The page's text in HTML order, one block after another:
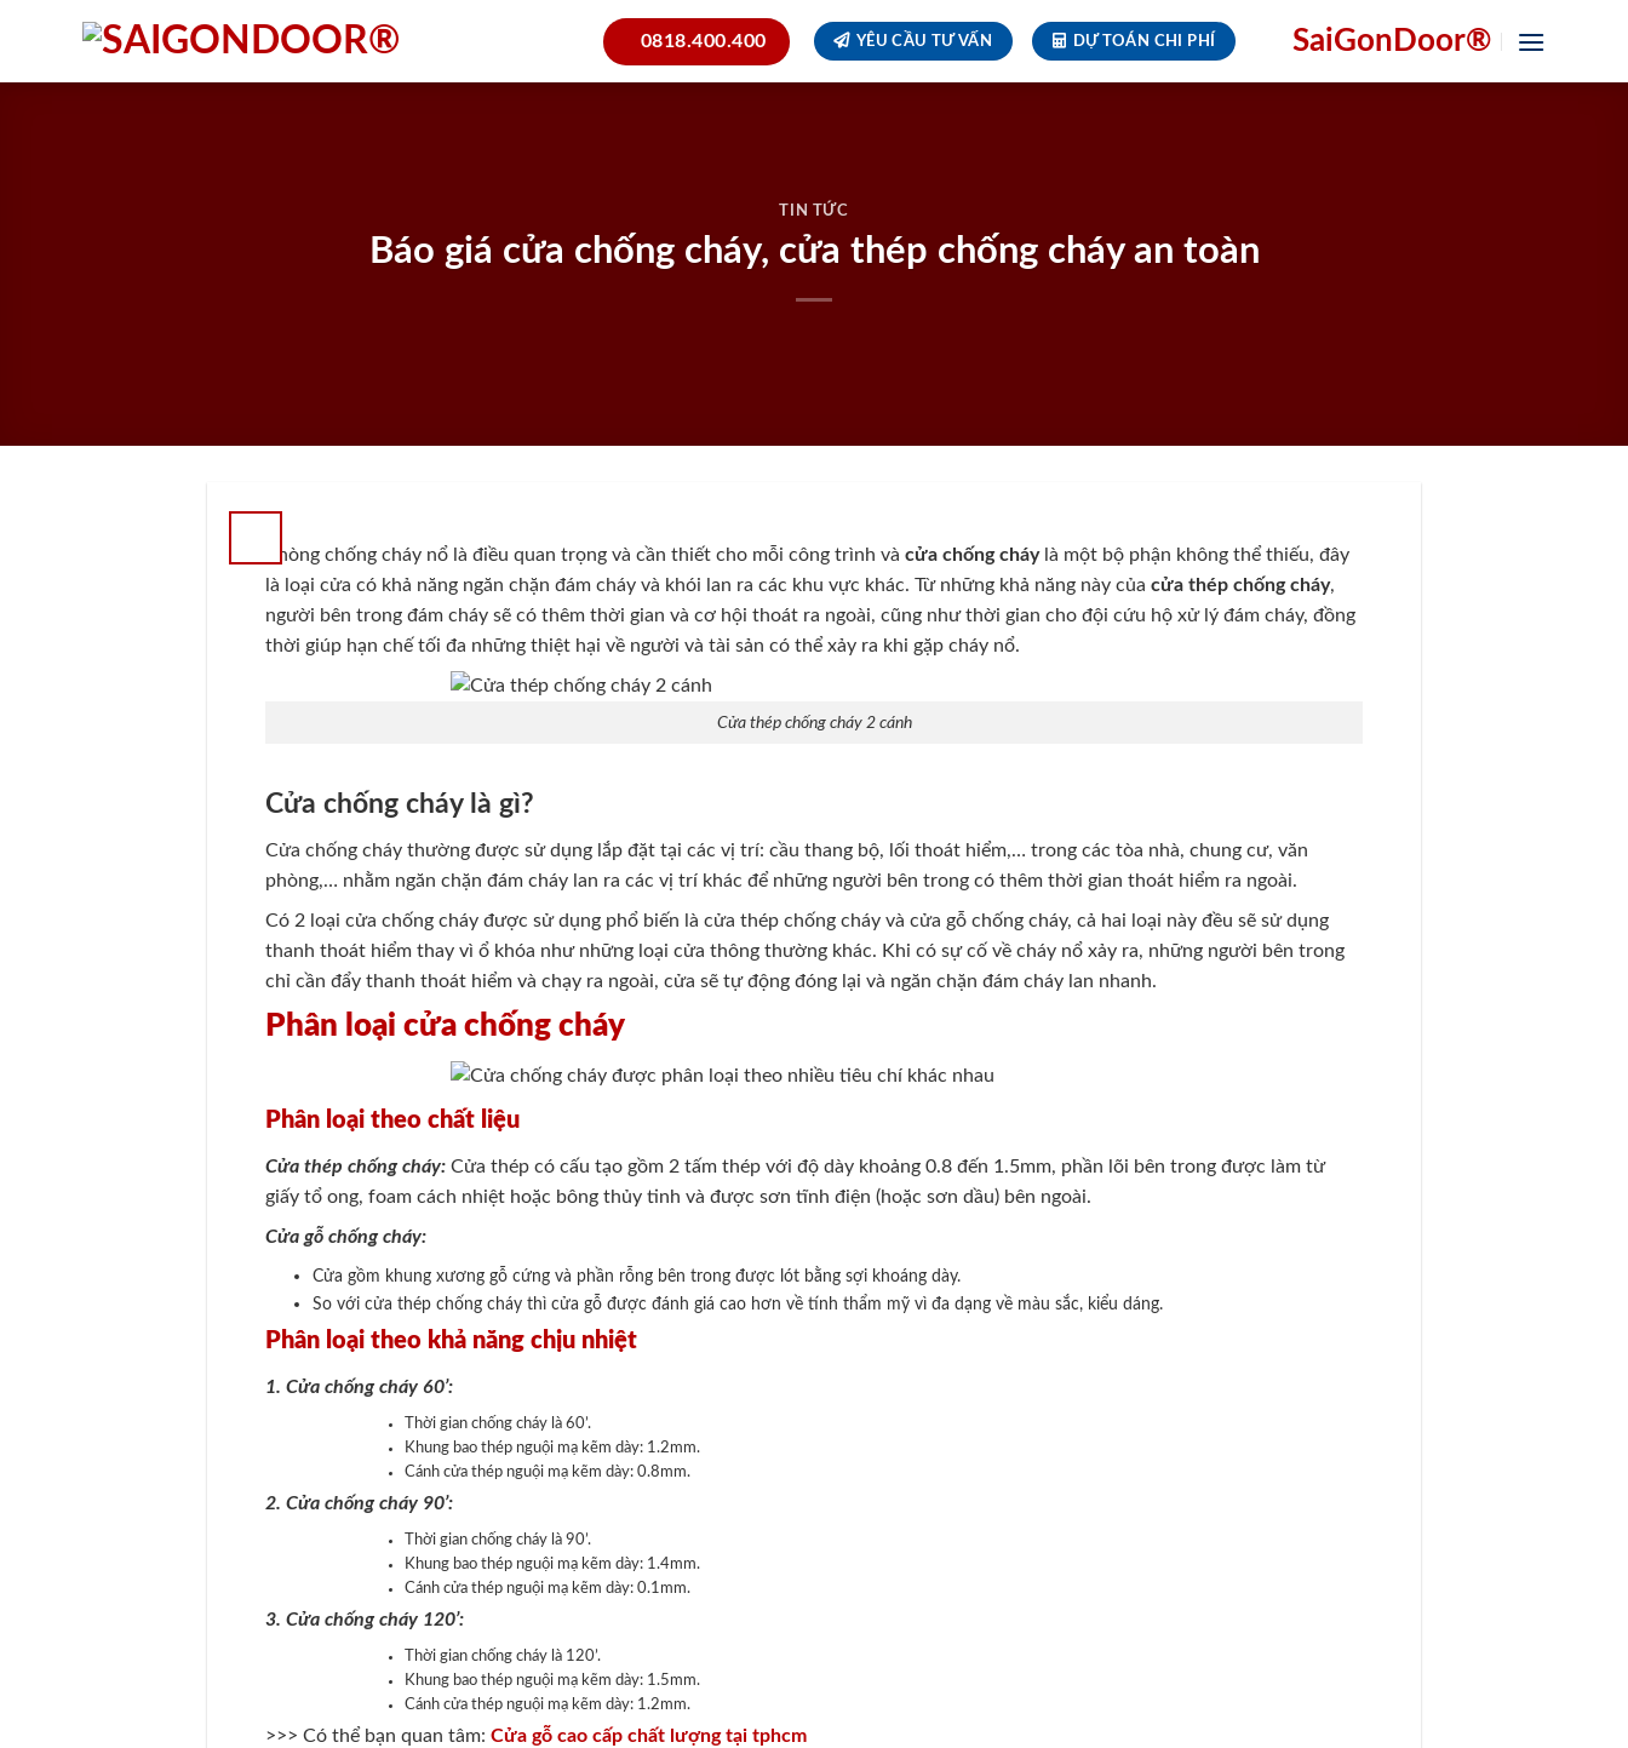
0818.400.400 YÊU CẦU TƯ VẤN DỰ TOÁN CHI PHÍ SaiGonDoor®
TIN TỨC
Báo giá cửa chống cháy, cửa thép chống cháy an toàn
Phòng chống cháy nổ là điều quan trọng và cần thiết cho mỗi công trình vàcửa chống cháylà một bộ phận không thể thiếu, đây
là loại cửa có khả năng ngăn chặn đám cháy và khói lan ra các khu vực khác. Từ những khả năng này củacửa thép chống cháy,
người bên trong đám cháy sẽ có thêm thời gian và cơ hội thoát ra ngoài, cũng như thời gian cho đội cứu hộ xử lý đám cháy, đồng
thời giúp hạn chế tối đa những thiệt hại về người và tài sản có thể xảy ra khi gặp cháy nổ.
Cửa thép chống cháy 2 cánh
Cửa chống cháy là gì?
Cửa chống cháy thường được sử dụng lắp đặt tại các vị trí: cầu thang bộ, lối thoát hiểm,… trong các tòa nhà, chung cư, văn
phòng,… nhằm ngăn chặn đám cháy lan ra các vị trí khác để những người bên trong có thêm thời gian thoát hiểm ra ngoài.
Có 2 loại cửa chống cháy được sử dụng phổ biến là cửa thép chống cháy và cửa gỗ chống cháy, cả hai loại này đều sẽ sử dụng
thanh thoát hiểm thay vì ổ khóa như những loại cửa thông thường khác. Khi có sự cố về cháy nổ xảy ra, những người bên trong
chỉ cần đẩy thanh thoát hiểm và chạy ra ngoài, cửa sẽ tự động đóng lại và ngăn chặn đám cháy lan nhanh.
Phân loại cửa chống cháy
Phân loại theo chất liệu
Cửa thép chống cháy: Cửa thép có cấu tạo gồm 2 tấm thép với độ dày khoảng 0.8 đến 1.5mm, phần lõi bên trong được làm từ
giấy tổ ong, foam cách nhiệt hoặc bông thủy tinh và được sơn tĩnh điện (hoặc sơn dầu) bên ngoài.
Cửa gỗ chống cháy:
Cửa gồm khung xương gỗ cứng và phần rỗng bên trong được lót bằng sợi khoáng dày.
So với cửa thép chống cháy thì cửa gỗ được đánh giá cao hơn về tính thẩm mỹ vì đa dạng về màu sắc, kiểu dáng.
Phân loại theo khả năng chịu nhiệt
1. Cửa chống cháy 60’:
Thời gian chống cháy là 60’.
Khung bao thép nguội mạ kẽm dày: 1.2mm.
Cánh cửa thép nguội mạ kẽm dày: 0.8mm.
2. Cửa chống cháy 90’:
Thời gian chống cháy là 90’.
Khung bao thép nguội mạ kẽm dày: 1.4mm.
Cánh cửa thép nguội mạ kẽm dày: 0.1mm.
3. Cửa chống cháy 120’:
Thời gian chống cháy là 120’.
Khung bao thép nguội mạ kẽm dày: 1.5mm.
Cánh cửa thép nguội mạ kẽm dày: 1.2mm.
>>> Có thể bạn quan tâm:Cửa gỗ cao cấp chất lượng tại tphcm